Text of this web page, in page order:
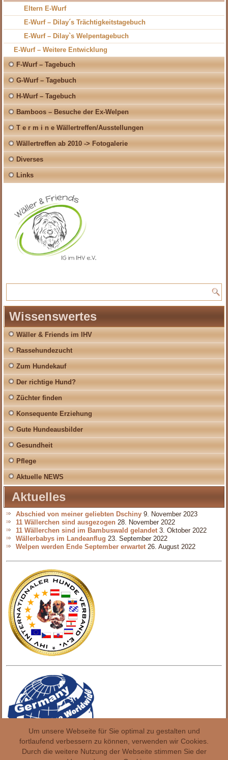
Eltern E-Wurf
E-Wurf – Dilay´s Trächtigkeitstagebuch
E-Wurf – Dilay`s Welpentagebuch
E-Wurf – Weitere Entwicklung
F-Wurf – Tagebuch
G-Wurf – Tagebuch
H-Wurf – Tagebuch
Bamboos – Besuche der Ex-Welpen
T e r m i n e Wällertreffen/Ausstellungen
Wällertreffen ab 2010 -> Fotogalerie
Diverses
Links
Wissenswertes
Wäller & Friends im IHV
Rassehundezucht
Zum Hundekauf
Der richtige Hund?
Züchter finden
Konsequente Erziehung
Gute Hundeausbilder
Gesundheit
Pflege
Aktuelle NEWS
Aktuelles
Abschied von meiner geliebten Dschiny 9. November 2023
11 Wällerchen sind ausgezogen 28. November 2022
11 Wällerchen sind im Bambuswald gelandet 3. Oktober 2022
Wällerbabys im Landeanflug 23. September 2022
Welpen werden Ende September erwartet 26. August 2022
Um unsere Webseite für Sie optimal zu gestalten und
fortlaufend verbessern zu können, verwenden wir Cookies.
Durch die weitere Nutzung der Webseite stimmen Sie der